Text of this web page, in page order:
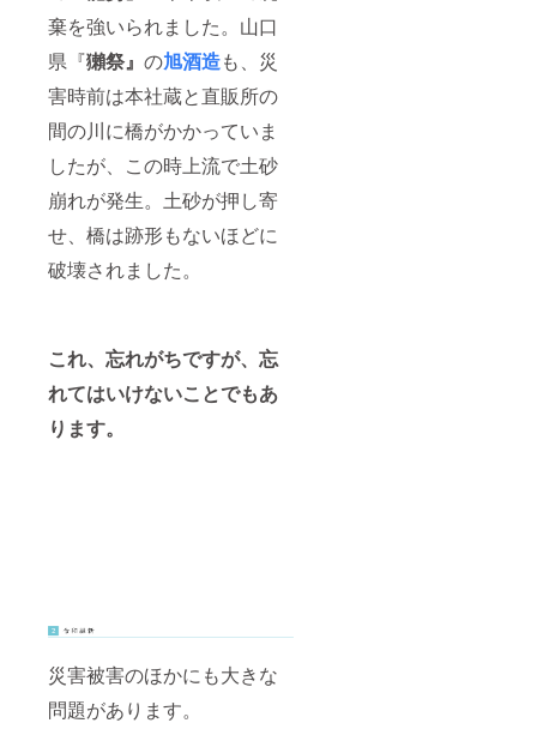
棄を強いられました。山口
県『獺祭』 の旭酒造も、災
害時前は本社蔵と直販所の
間の川に橋がかかっていま
したが、この時上流で土砂
崩れが発生。土砂が押し寄
せ、橋は跡形もないほどに
破壊されました。
これ、忘れがちですが、忘
れてはいけないことでもあ
ります。
災害被害のほかにも大きな
問題があります。